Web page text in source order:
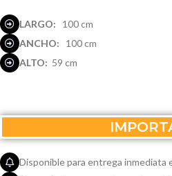
LARGO: 100 cm
ANCHO: 100 cm
ALTO: 59 cm
Disponible para entrega inmediata